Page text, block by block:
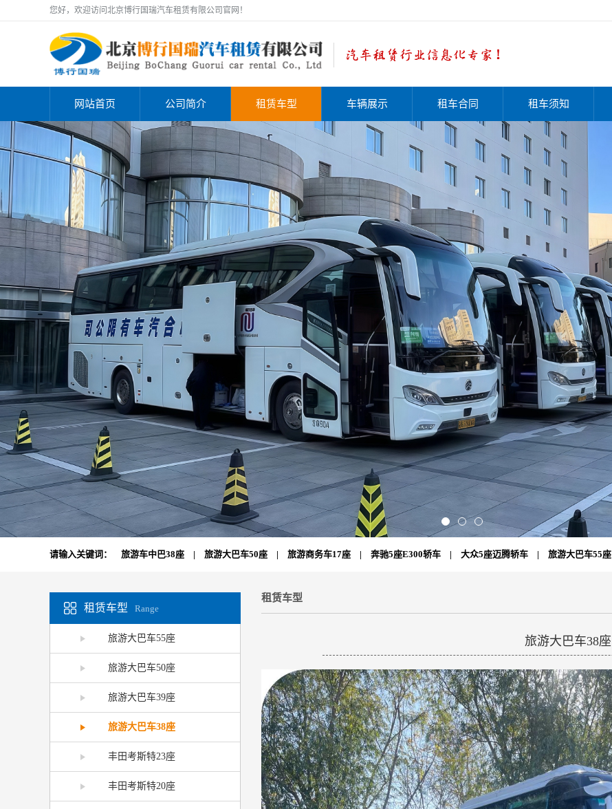
您好，欢迎访问北京博行国瑞汽车租赁有限公司官网！
网站首页 公司简介 租赁车型 车辆展示 租车合同 租车须知
请输入关键词： 旅游车中巴38座 | 旅游大巴车50座 | 旅游商务车17座 | 奔驰5座E300轿车 | 大众5座迈腾轿车 | 旅游大巴车55座
租赁车型 Range
旅游大巴车55座
旅游大巴车50座
旅游大巴车39座
旅游大巴车38座
丰田考斯特23座
丰田考斯特20座
租赁车型
旅游大巴车38座